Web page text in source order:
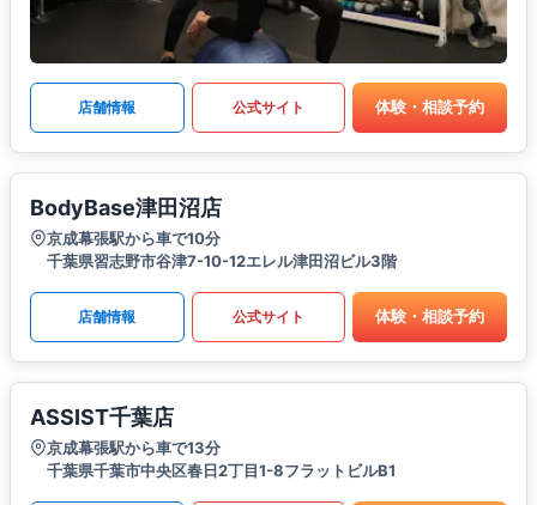
店舗情報 公式サイト 体験・相談予約
BodyBase津田沼店
京成幕張駅から車で10分
千葉県習志野市谷津7-10-12エレル津田沼ビル3階
店舗情報 公式サイト 体験・相談予約
ASSIST千葉店
京成幕張駅から車で13分
千葉県千葉市中央区春日2丁目1-8フラットビルB1